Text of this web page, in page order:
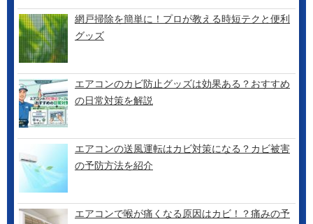
網戸掃除を簡単に！プロが教える時短テクと便利
グッズ
エアコンのカビ防止グッズは効果ある？おすすめ
の日常対策を解説
エアコンの送風運転はカビ対策になる？カビ被害
の予防方法を紹介
エアコンで喉が痛くなる原因はカビ！？痛みの予